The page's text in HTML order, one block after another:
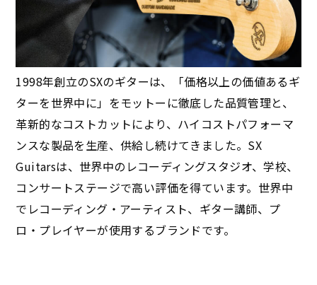
1998年創立のSXのギターは、「価格以上の価値あるギ
ターを世界中に」をモットーに徹底した品質管理と、
革新的なコストカットにより、ハイコストパフォーマ
ンスな製品を生産、供給し続けてきました。SX
Guitarsは、世界中のレコーディングスタジオ、学校、
コンサートステージで高い評価を得ています。世界中
でレコーディング・アーティスト、ギター講師、プ
ロ・プレイヤーが使用するブランドです。